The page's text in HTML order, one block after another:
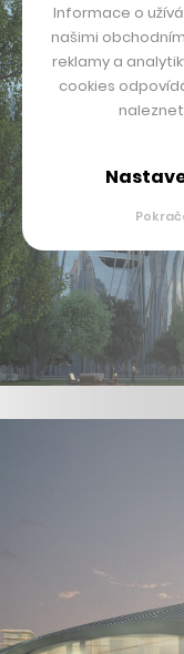
Informace o
našimi
reklamy a
cookies